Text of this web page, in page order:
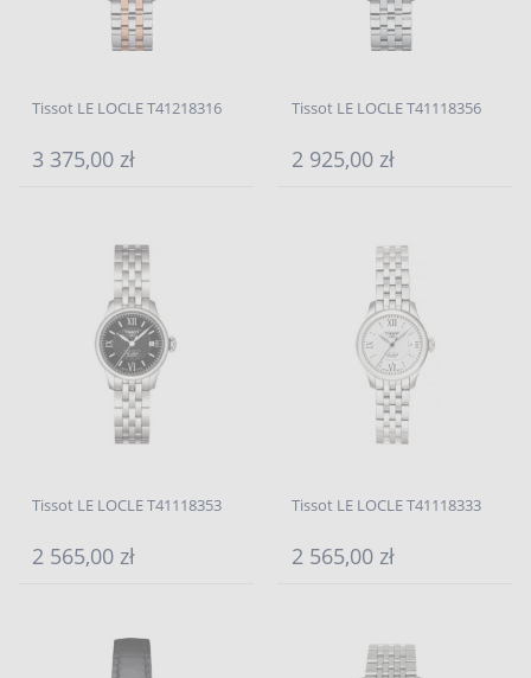
Tissot LE LOCLE T41218316
3 375,00 zł
Tissot LE LOCLE T41118356
2 925,00 zł
Tissot LE LOCLE T41118353
2 565,00 zł
Tissot LE LOCLE T41118333
2 565,00 zł